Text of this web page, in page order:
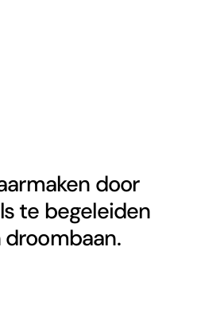
door
te begeleiden
droombaan.